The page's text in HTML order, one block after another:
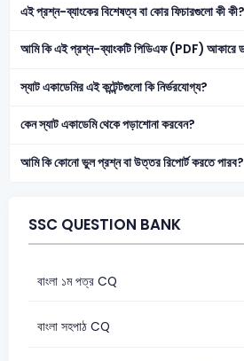
এই প্রশ্ন-ব্যাংকের বিশেষত্ব বা কোর ফিচারগুলো কী কী?
আমি কি এই প্রশ্ন-ব্যাংকটি পিডিএফ (PDF) আকারে
স্যাট একাডেমির এই কন্টেন্টগুলো কি নির্ভরযোগ্য?
কেন স্যাট একাডেমি থেকে পড়াশোনা করবেন?
আমি কি কোনো ভুল প্রশ্ন বা উত্তর রিপোর্ট করতে পারব?
SSC QUESTION BANK
বাংলা ১ম পত্র CQ
বাংলা সহপাঠ CQ